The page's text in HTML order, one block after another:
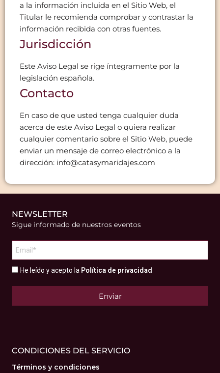
a la información incluida en el Sitio Web, el
Titular le recomienda comprobar y contrastar la
información recibida con otras fuentes.
Jurisdicción
Este Aviso Legal se rige íntegramente por la
legislación española.
Contacto
En caso de que usted tenga cualquier duda
acerca de este Aviso Legal o quiera realizar
cualquier comentario sobre el Sitio Web, puede
enviar un mensaje de correo electrónico a la
dirección: info@catasymaridajes.com
NEWSLETTER
Sigue informado de nuestros eventos
He leído y acepto la Política de privacidad
Enviar
CONDICIONES DEL SERVICIO
Términos y condiciones